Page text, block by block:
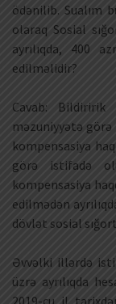
ödənilib. Sualım
olaraq Sosial
ayrılıqda, 400
edilməlidir?
Cavab:
məzuniyyətə
kompensasiya
görə istifadə
kompensasiya
edilmədən
dövlət sosial
Əvvəlki illərdə
üzrə ayrılıqda
2019-cu il